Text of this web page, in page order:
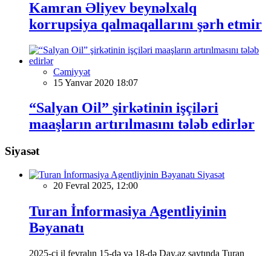
Kamran Əliyev beynəlxalq
korrupsiya qalmaqallarını şərh etmir
Cəmiyyət
15 Yanvar 2020 18:07
“Salyan Oil” şirkətinin işçiləri
maaşların artırılmasını tələb edirlər
Siyasət
Siyasət
20 Fevral 2025, 12:00
Turan İnformasiya Agentliyinin
Bəyanatı
2025-ci il fevralın 15-də və 18-də Day.az saytında Turan